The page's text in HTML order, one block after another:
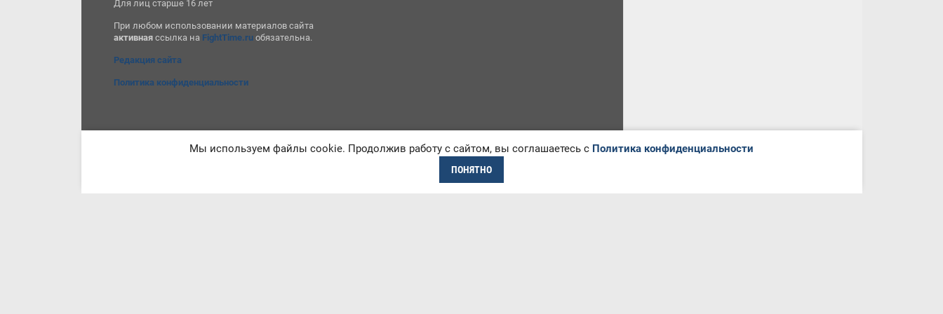
Для лиц старше 16 лет
При любом использовании материалов сайта
активная ссылка на FightTime.ru обязательна.
Редакция сайта
Политика конфиденциальности
Мы используем файлы cookie. Продолжив работу с сайтом, вы соглашаетесь с Политика конфиденциальности
ПОНЯТНО